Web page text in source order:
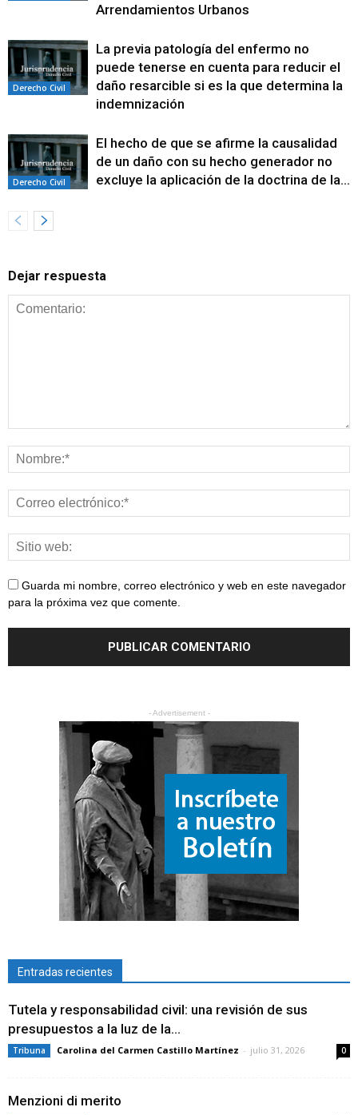
Arrendamientos Urbanos
Derecho Civil
La previa patología del enfermo no
puede tenerse en cuenta para reducir el
daño resarcible si es la que determina la
indemnización
Derecho Civil
El hecho de que se afirme la causalidad
de un daño con su hecho generador no
excluye la aplicación de la doctrina de la...
Dejar respuesta
Guarda mi nombre, correo electrónico y web en este navegador
para la próxima vez que comente.
- Advertisement -
Entradas recientes
Tutela y responsabilidad civil: una revisión de sus
presupuestos a la luz de la...
Tribuna Carolina del Carmen Castillo Martínez - julio 31, 2026 0
Menzioni di merito